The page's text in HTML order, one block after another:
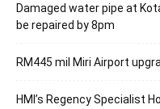
Damaged water pipe at
be repaired by 8pm
RM445 mil Miri Airport
HMI’s Regency Specialist